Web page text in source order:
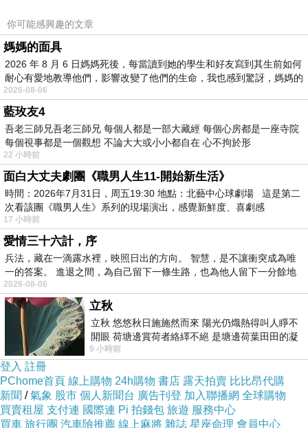
最近公司一位派遣員工，一直給我們唸，講道理，現在我
們公司是請他來給我們員工們演講？弄得我們都變面癱，
嗚...，是要我們開麵攤？
同事受不了回他，做事、閉嘴，結果他說她好兇，...，是
你惹人厭吧！面對長舌愛講話的人，真的世界太喧囂，你
好吵，再吵，就會變爭吵，來公司，不做事，一直說話，
有完沒完。我們忙到暈頭轉向，你不幫忙，還閒到到處開
講，擾亂我們工作。
且對我們比他年長的都很不客氣，自以為自己是未婚T就
是黃金單身漢，......，看已婚女都一副斜眼，...被斜眼怪講
人生大道理，你的快樂是建立在我們的痛苦上，在上班，
你愛講話，我們不愛聽你講大白話，
以我們人生經歷和對他的瞭解，當然知道他拾人牙慧，看
過幾本書，就來給我唸經，真是...，有些人一出口就知人
生歷練豐富，有故事的金句，有些就很唬，我也來句，人
生不如意十之八九，誰說廢話，^^，還一直吹噓他認識多
少名人、八卦說嘴名人私事，說名人還請他吃飯，...
你可能感興趣的文章
媽媽的面具
2026 年 8 月 6 日媽媽死後，每當讀到她的學生和好友寫到其生前如何
耐心有愛地教導他們，影響改變了他們的生命，我也感到驚訝，媽媽的
2026-08-06
藍玫友4
吾老三師兄吾老三師兄 每個人都是一部大藏經 每個心房都是一座寺院
每個視事都是一個觀想 不論大大或小小都自在 心不拘於形
22 小時前
面白大丈夫劇團《職男人生11-開始新生活》
時間：2026年7月31日，周五19:30 地點：北藝中心球劇場 這是第二
次看該團《職男人生》系列的現場演出，感覺新鮮度、喜劇感
17 小時前
愛情三十六計，序
兵法，藏在一滴露水裡，映照日出的方向。 智慧，是不讓衝突成為唯
一的答案。 進退之間，為自己留下一條生路，也為他人留下一分餘地
2026-08-06
立秋
立秋 悠悠秋日施施然而來 陽光仍熾熱得叫人睜不
開眼 荷塘邊賞荷者絡繹不絕 是塘邊荷葉田田的凝
望 風中飄逸的是映日荷花別樣紅
9 小時前
登入 註冊
PChome首頁 線上購物 24h購物 書店 露天拍賣 比比昂代購
新聞 /氣象 股市 個人新聞台 廣告刊登 加入聯播網 全球購物
買賣租屋 支付連 國際連 Pi 拍錢包 旅遊 服務中心
買車 旅行團 汽車險推薦 線上麻將 雜誌 星座命理 會員中心